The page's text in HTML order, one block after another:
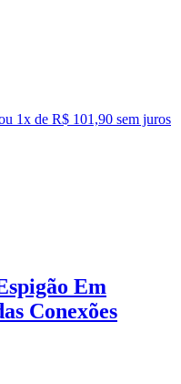
1x de R$ 101,90 sem juros
Em
Conexões